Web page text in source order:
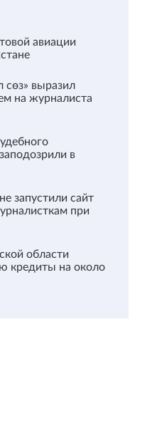
авиации
сөз» выразил
на журналиста
в
запустили сайт
при
области
кредиты на около